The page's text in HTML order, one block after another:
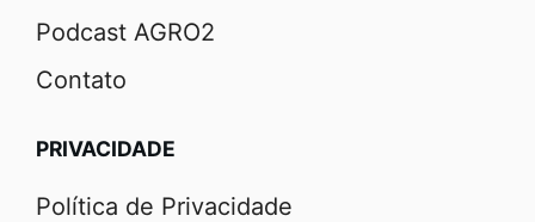
Podcast AGRO2
Contato
PRIVACIDADE
Política de Privacidade